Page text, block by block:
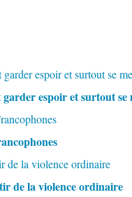
espoir et surtout
de la violence ordinaire